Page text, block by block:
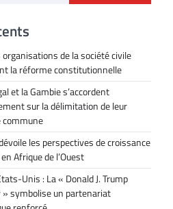
organisations de la société civile
la réforme constitutionnelle
et la Gambie s’accordent
sur la délimitation de leur
les perspectives de croissance
Afrique de l’Ouest
Unis : La « Donald J. Trump
» symbolise un partenariat